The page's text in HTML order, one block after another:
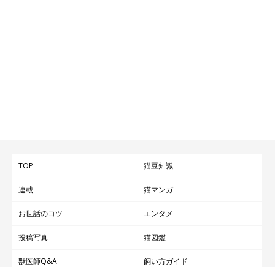
TOP 猫豆知識
連載 猫マンガ
お世話のコツ エンタメ
投稿写真 猫図鑑
獣医師Q&A 飼い方ガイド